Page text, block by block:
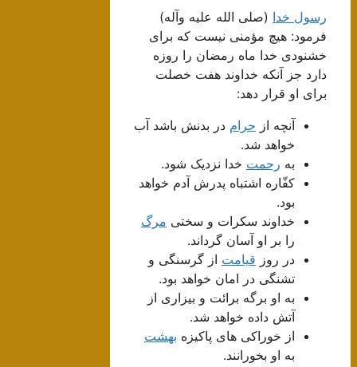
رسول خدا(صلى الله علیه وآله)
فرمود: هیچ مؤمنى نیست که براى
خشنودى خدا ماه رمضان را روزه
دارد جز آنکه خداوند هفت خصلت
براى او قرار دهد:
آنچه از حرامدر بدنش باشد آب
خواهد شد.
بهرحمتخدا نزدیک شود.
کفّاره اشتباه پدرش آدم خواهد
بود.
خداوند سکرات و سختى مرگ
را بر او آسان گرداند.
در روز قیامتاز گرسنگى و
تشنگى در امان خواهد بود.
به او برگه برائت و بیزارى از
آتش داده خواهد شد.
از خوراکى هاى پاکیزهبهشت
به او بخورانند.